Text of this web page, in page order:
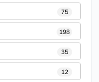
75
198
35
12